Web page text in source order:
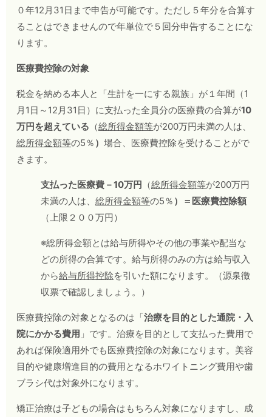
０年12月31日まで申告が可能です。ただし５年分を合算す
ることはできませんので年単位で５回分申告することにな
ります。
医療費控除の対象
税金を納める本人と「生計を一にする親族」が１年間（1
月 1 日～ 12 月 31 日）に支払った全員分の医療費の合算が10
万円を超えている （総所得金額等が200万円未満の人は、
総所得金額等の5％ ）場合、医療費控除を受けることがで
きます。
支払った医療費－10万円 （総所得金額等が200万円
未満の人は、総所得金額等の5％ ）＝医療費控除額
（上限２００万円）
※総所得金額とは給与所得やその他の事業や配当な
どの所得の合算です。給与所得のみの方は給与収入
から給与所得控除を引いた額になります。（源泉徴
収票で確認しましょう。）
医療費控除の対象となるのは「治療を目的とした通院・入
院にかかる費用 」です。治療を目的として支払った費用で
あれば保険適用外でも医療費控除の対象になります。美容
目的や健康増進目的の費用となるホワイトニング費用や歯
ブラシ代は対象外になります。
矯正治療は子どもの場合はもちろん対象になりますし、成